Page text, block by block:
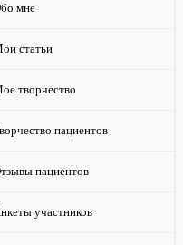
мне
статьи
творчество
пациентов
пациентов
участников